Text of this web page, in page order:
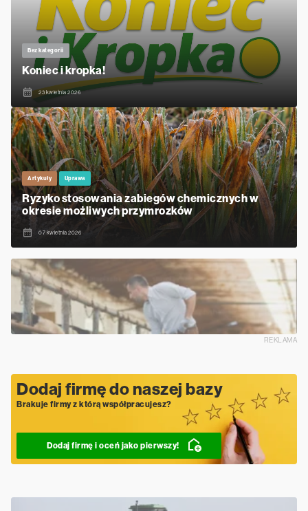
Bez kategorii
Koniec i kropka!
23 kwietnia 2026
Artykuły Uprawa
Ryzyko stosowania zabiegów chemicznych w
okresie możliwych przymrozków
07 kwietnia 2026
REKLAMA
Dodaj firmę do naszej bazy
Brakuje firmy z którą współpracujesz?
Dodaj firmę i oceń jako pierwszy!